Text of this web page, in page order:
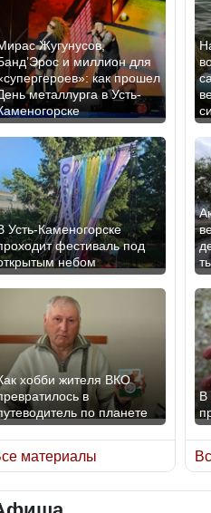
ли представлены
регионов в
төменгі жалақы,
экология: жеті
сайлаушылармен
талқылап жатыр?
зарплата,
экология — о
говорят с
партий
В
Жугунусов,
и миллион для
как прошел
металлурга в Усть-
Усть-Каменогорске
фестиваль под
небом
хобби жителя ВКО
в
по планете
материалы
В